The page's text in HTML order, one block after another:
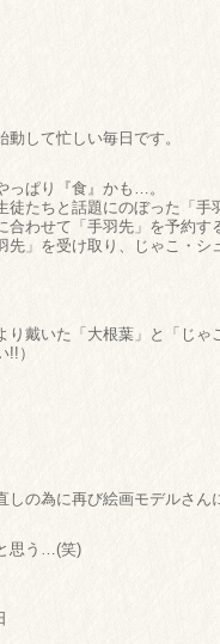
して忙しい毎日です。
っぱり『食』かも…。
徒たちと話題にのぼった「手
わせて「手羽先」を予約す
」を受け取り、じゃこ・シ
り戴いた「大根葉」と「じ
）
しの為に再び絵画モデルさん
思う…(笑)